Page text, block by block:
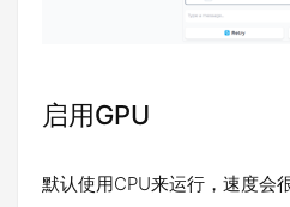
启用GPU
默认使用CPU来运行，速度会